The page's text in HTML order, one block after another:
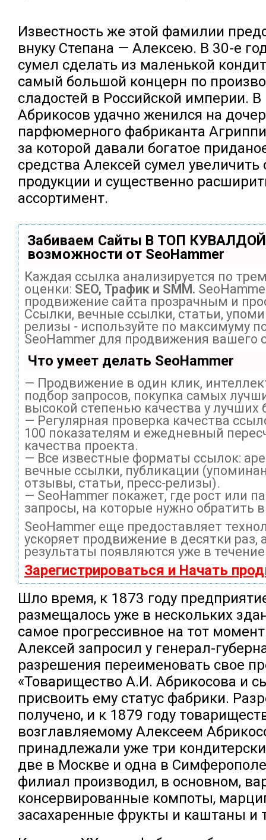
Известность же этой фамилии
внуку Степана — Алексею. В 30-е
сумел сделать из маленькой
самый большой концерн по
сладостей в Российской империи. В
Абрикосов удачно женился на
парфюмерного фабриканта
за которой давали богатое
средства Алексей сумел
продукции и существенно
ассортимент.
Забиваем Сайты В ТОП
возможности от SeoHammer
Каждая ссылка анализируется по
оценки: SEO, Трафик и SMM.
продвижение сайта прозрачным и
Ссылки, вечные ссылки, статьи,
релизы - используйте по максимуму
SeoHammer для продвижения вашего
Что умеет делать SeoHammer
— Продвижение в один клик,
подбор запросов, покупка самых
высокой степенью качества у лучших
— Регулярная проверка качества
100 показателям и ежедневный
качества проекта.
— Все известные форматы ссылок:
вечные ссылки, публикации
отзывы, статьи, пресс-релизы).
— SeoHammer покажет, где рост или
запросы, на которые нужно обратить
SeoHammer еще предоставляет
ускоряет продвижение в десятки раз,
результаты появляются уже в
Зарегистрироваться и Начать
Шло время, к 1873 году
размещалось уже в нескольких
самое прогрессивное на тот
Алексей запросил у генерал-
разрешения переименовать свое
«Товарищество А.И. Абрикосова и
присвоить ему статус фабрики.
получено, и к 1879 году
возглавляемому Алексеем
принадлежали уже три
две в Москве и одна в
филиал производил, в основном,
консервированные компоты,
засахаренные фрукты и каштаны и